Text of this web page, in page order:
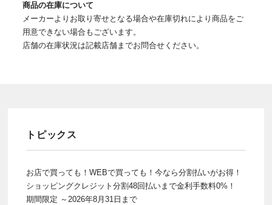
商品の在庫について
メーカーよりお取り寄せとなる場合や在庫切れにより商品をご
用意できない場合もございます。
店舗の在庫状況は記載店舗までお問合せください。
トピックス
お店で買っても！WEBで買っても！今なら分割払いがお得！
ショッピングクレジット分割48回払いまで金利手数料0%！
期間限定 ～2026年8月31日まで